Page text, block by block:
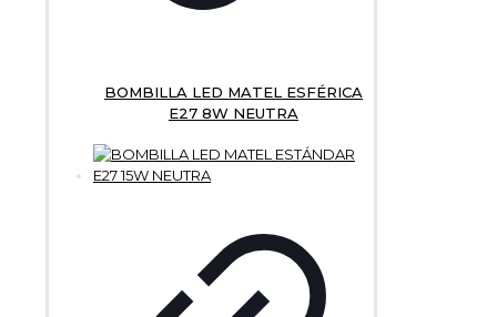
BOMBILLA LED MATEL ESFÉRICA
E27 8W NEUTRA